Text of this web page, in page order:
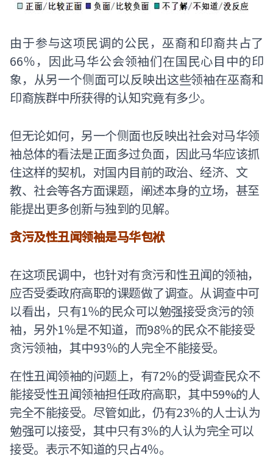
由于参与这项民调的公民，巫裔和印裔共占了
66％，因此马华公会领袖们在国民心目中的印
象，从另一个侧面可以反映出这些领袖在巫裔和
印裔族群中所获得的认知究竟有多少。
但无论如何，另一个侧面也反映出社会对马华领
袖总体的看法是正面多过负面，因此马华应该抓
住这样的契机，对国内目前的政治、经济、文
教、社会等各方面课题，阐述本身的立场，甚至
能提出更多创新与独到的见解。
贪污及性丑闻领袖是马华包袱
在这项民调中，也针对有贪污和性丑闻的领袖，
应否受委政府高职的课题做了调查。从调查中可
以看出，只有1％的民众可以勉强接受贪污的领
袖，另外1％是不知道，而98％的民众不能接受
贪污领袖，其中93％的人完全不能接受。
在性丑闻领袖的问题上，有72％的受调查民众不
能接受性丑闻领袖担任政府高职，其中59%的人
完全不能接受。尽管如此，仍有23％的人士认为
勉强可以接受，其中只有3％的人认为完全可以
接受。表示不知道的只占4％。